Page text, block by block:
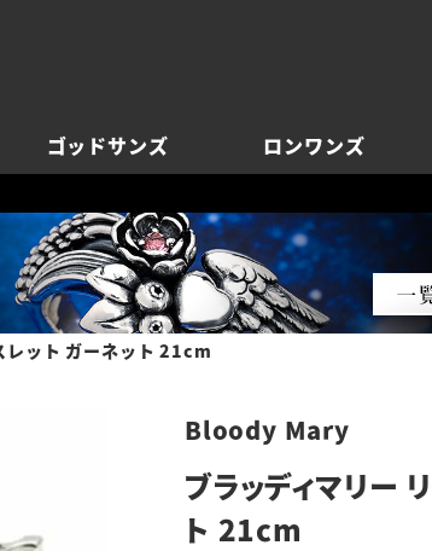
ゴッドサンズ ロンワンズ
レット ガーネット 21cm
Bloody Mary
ブラッディマリー
ト 21cm